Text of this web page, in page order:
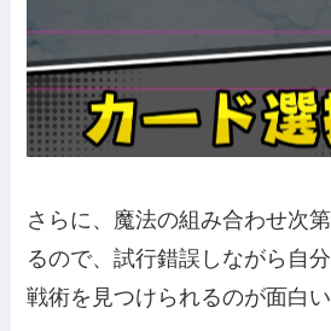
さらに、魔法の組み合わせ次
るので、試行錯誤しながら自
戦術を見つけられるのが面白い